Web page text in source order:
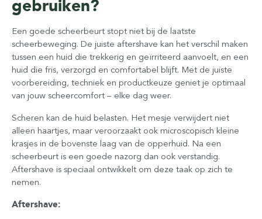
gebruiken?
Een goede scheerbeurt stopt niet bij de laatste
scheerbeweging. De juiste aftershave kan het verschil maken
tussen een huid die trekkerig en geïrriteerd aanvoelt, en een
huid die fris, verzorgd en comfortabel blijft. Met de juiste
voorbereiding, techniek en productkeuze geniet je optimaal
van jouw scheercomfort – elke dag weer.
Scheren kan de huid belasten. Het mesje verwijdert niet
alleen haartjes, maar veroorzaakt ook microscopisch kleine
krasjes in de bovenste laag van de opperhuid. Na een
scheerbeurt is een goede nazorg dan ook verstandig.
Aftershave is speciaal ontwikkelt om deze taak op zich te
nemen.
Aftershave: